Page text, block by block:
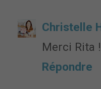
Christelle
Merci Rita
Répondre